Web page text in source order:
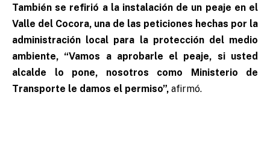
También se refirió a la instalación de un peaje en el
Valle del Cocora, una de las peticiones hechas por la
administración local para la protección del medio
ambiente, “Vamos a aprobarle el peaje, si usted
alcalde lo pone, nosotros como Ministerio de
Transporte le damos el permiso”, afirmó.